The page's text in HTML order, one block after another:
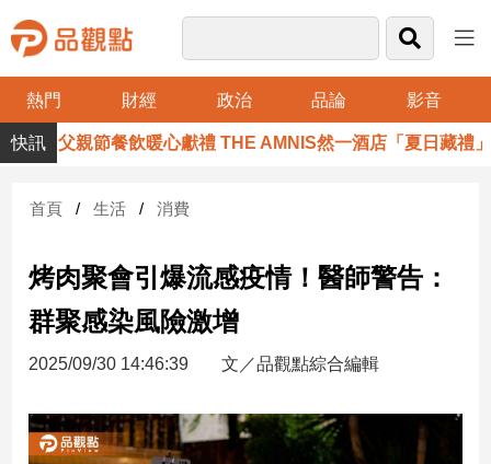
熱門 財經 政治 品論 影音
品
觀
財
台
財
新
產
經/
父親節餐飲暖心獻禮 THE AMNIS然一酒店「夏日藏禮」登
首頁 生活 消費
烤肉聚會引爆流感疫情！醫師警告：
群聚感染風險激增
2025/09/30 14:46:39 文／品觀點綜合編輯